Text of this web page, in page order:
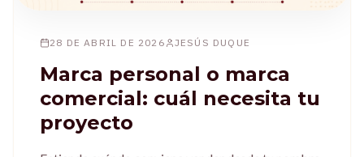
28 DE ABRIL DE 2026 JESÚS DUQUE
Marca personal o marca
comercial: cuál necesita tu
proyecto